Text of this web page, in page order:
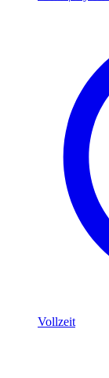
Vollzeit